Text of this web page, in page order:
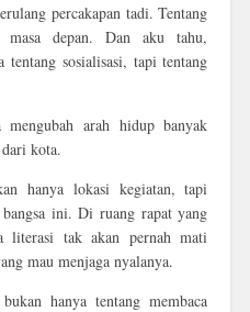
percakapan tadi. Tentang
masa depan. Dan aku tahu,
sosialisasi, tapi tentang
arah hidup banyak
kota.
hanya lokasi kegiatan, tapi
ini. Di ruang rapat yang
literasi tak akan pernah mati
mau menjaga nyalanya.
hanya tentang membaca